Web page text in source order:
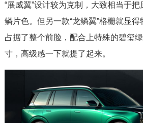
“展威翼”设计较为克制，大致相当于
鳞片色。但另一款“龙鳞翼”格栅就显
占据了整个前脸，配合上特殊的碧玺
寸，高级感一下就提了起来。